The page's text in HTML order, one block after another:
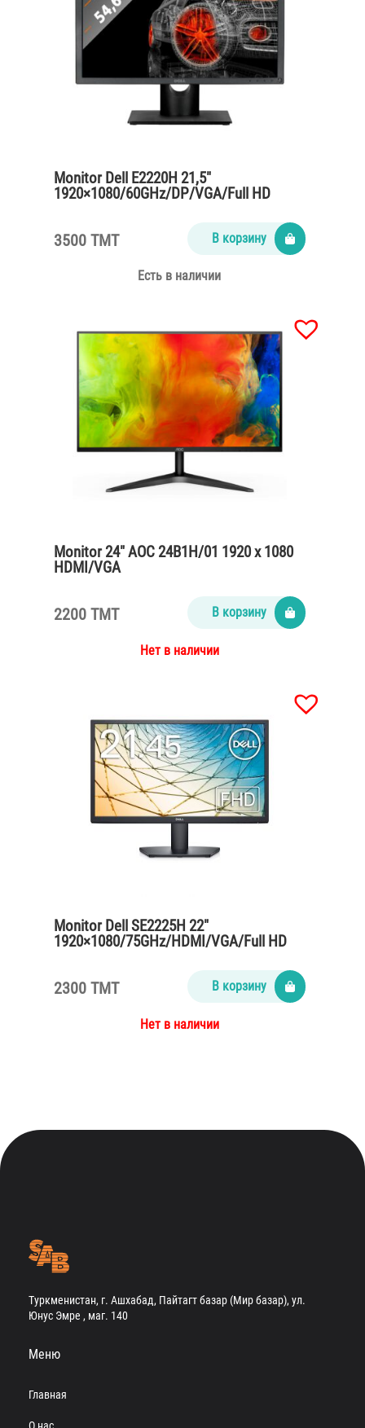
Monitor Dell E2220H 21,5″
1920×1080/60GHz/DP/VGA/Full HD
3500 TMT В корзину
Есть в наличии
Monitor 24″ AOC 24B1H/01 1920 x 1080
HDMI/VGA
2200 TMT В корзину
Нет в наличии
Monitor Dell SE2225H 22″
1920×1080/75GHz/HDMI/VGA/Full HD
2300 TMT В корзину
Нет в наличии
Туркменистан, г. Ашхабад, Пайтагт базар (Мир базар), ул.
Юнус Эмре , маг. 140
Меню
Главная
О нас